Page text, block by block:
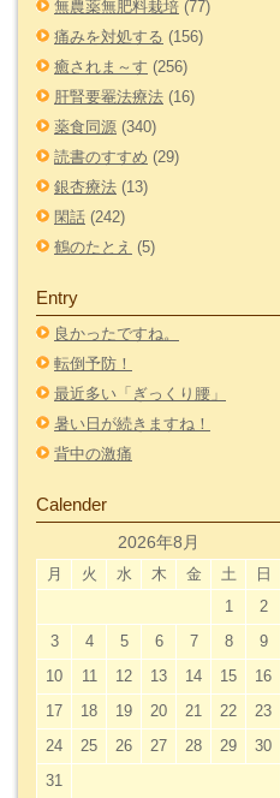
無農薬無肥料栽培 (77)
痛みを対処する (156)
癒されま～す (256)
肝腎要罨法療法 (16)
薬食同源 (340)
読書のすすめ (29)
銀杏療法 (13)
閑話 (242)
鶴のたとえ (5)
Entry
良かったですね。
転倒予防！
最近多い「ぎっくり腰」
暑い日が続きますね！
背中の激痛
Calender
2026年8月
月 火 水 木 金 土 日
1
2
3
4 5 6 7 8
9
10
11 12 13 14 15
16
17
18 19 20 21 22
23
24
25 26 27 28 29
30
31